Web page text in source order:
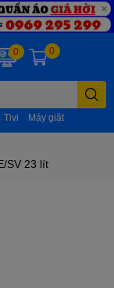
Tivi Máy giặt
0 0
SV 23 lít